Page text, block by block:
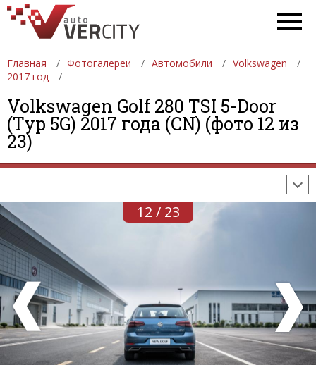
Главная Фотогалереи Автомобили
Volkswagen
2017 год
Volkswagen Golf 280 TSI 5-Door
(Typ 5G) 2017 года (CN) (фото 12 из
23)
ФОТОГАЛЕРЕИ АВТОМОБИЛИ
ДЕВУШКИ
АВТОСАЛОНЫ
12 / 23